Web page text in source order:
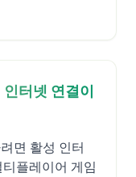
터넷 연결이
면 활성 인터
플레이어 게임